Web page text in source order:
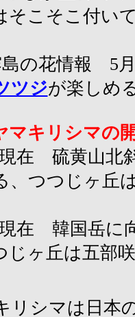
そこそこ付い
の花情報 5月
ツジが楽しめ
マキリシマの
在 硫黄山北
、つつじヶ丘
在 韓国岳に
じヶ丘は五部
リシマは日本